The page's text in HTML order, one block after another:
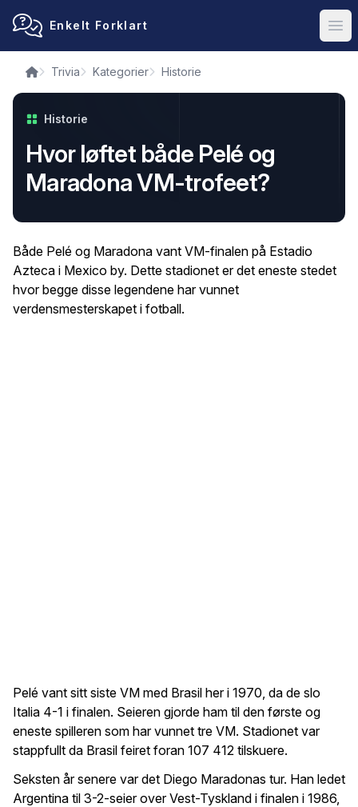
Enkelt Forklart
Trivia Kategorier Historie
Historie
Hvor løftet både Pelé og
Maradona VM-trofeet?
Både Pelé og Maradona vant VM-finalen på Estadio
Azteca i Mexico by. Dette stadionet er det eneste stedet
hvor begge disse legendene har vunnet
verdensmesterskapet i fotball.
Pelé vant sitt siste VM med Brasil her i 1970, da de slo
Italia 4-1 i finalen. Seieren gjorde ham til den første og
eneste spilleren som har vunnet tre VM. Stadionet var
stappfullt da Brasil feiret foran 107 412 tilskuere.
Seksten år senere var det Diego Maradonas tur. Han ledet
Argentina til 3-2-seier over Vest-Tyskland i finalen i 1986,